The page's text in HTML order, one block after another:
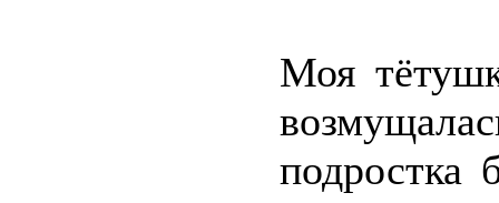
Моя
подростка